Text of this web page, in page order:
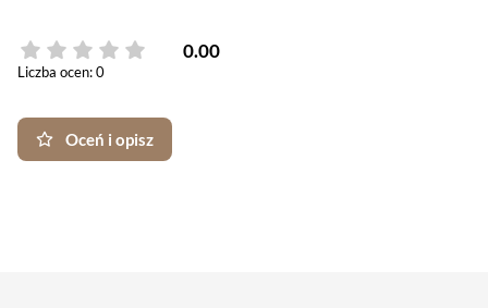
0.00
Liczba ocen: 0
Oceń i opisz